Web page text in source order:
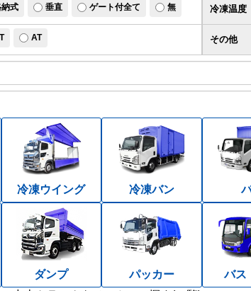
納式 垂直 ゲート付全て 無 冷凍温度
AT その他
冷凍ウイング 冷凍バン
ダンプ パッカー バス